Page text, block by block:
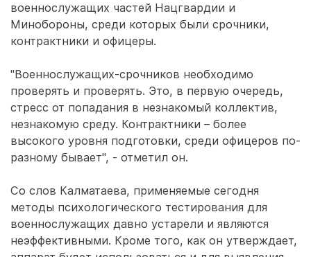
военнослужащих частей Нацгвардии и
Минобороны, среди которых были срочники,
контрактники и офицеры.
"Военнослужащих-срочников необходимо
проверять и проверять. Это, в первую очередь,
стресс от попадания в незнакомый коллектив,
незнакомую среду. Контрактники – более
высокого уровня подготовки, среди офицеров по-
разному бывает", - отметил он.
Со слов Калматаева, применяемые сегодня
методы психологического тестирования для
военнослужащих давно устарели и являются
неэффективными. Кроме того, как он утверждает,